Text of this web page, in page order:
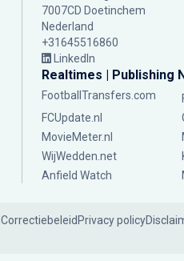
7007CD Doetinchem
Nederland
+31645516860
LinkedIn
Realtimes | Publishing
FootballTransfers.com
FCUpdate.nl
MovieMeter.nl
WijWedden.net
Anfield Watch
Correctiebeleid Privacy policy